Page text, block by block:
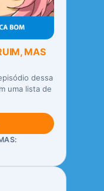
MAS
dessa
uma lista de